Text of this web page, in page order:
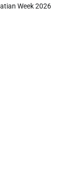
Week 2026